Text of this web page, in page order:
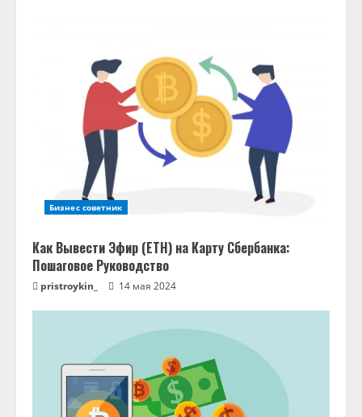
Бизнес советник
Как Вывести Эфир (ETH) на Карту Сбербанка:
Пошаговое Руководство
pristroykin_ 14 мая 2024